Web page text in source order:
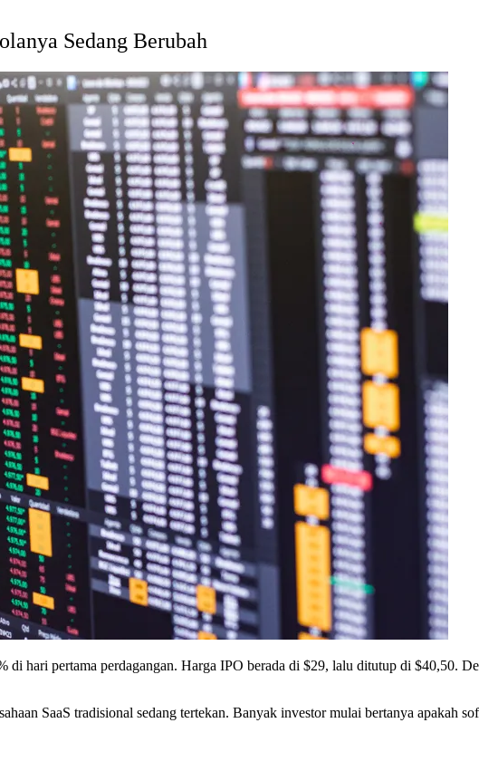
Sedang Berubah
di hari pertama perdagangan. Harga IPO berada di $29, lalu ditutup di $40,50.
SaaS tradisional sedang tertekan. Banyak investor mulai bertanya apakah